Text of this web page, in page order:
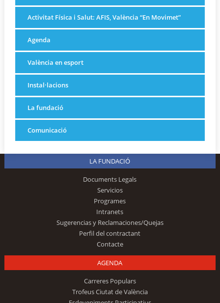
Activitat Física i Salut: AFIS, València “En Movimet”
Agenda
València en esport
Instal·lacions
La fundació
Comunicació
LA FUNDACIÓ
Documents Legals
Servicios
Programes
Intranets
Sugerencias y Reclamaciones/Quejas
Perfil del contractant
Contacte
AGENDA
Carreres Populars
Trofeus Ciutat de València